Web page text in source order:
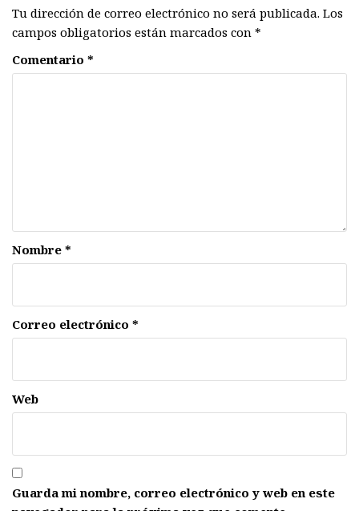
Tu dirección de correo electrónico no será publicada. Los
campos obligatorios están marcados con *
Comentario *
Nombre *
Correo electrónico *
Web
Guarda mi nombre, correo electrónico y web en este